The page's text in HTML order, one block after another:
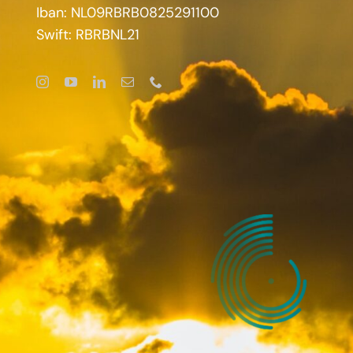
Iban: NL09RBRB0825291100
Swift: RBRBNL21